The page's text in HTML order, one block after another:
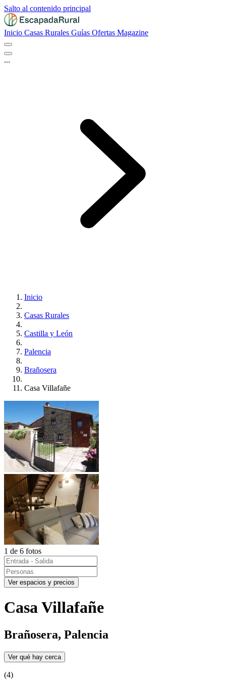
Salto al contenido principal
Inicio Casas Rurales Guías Ofertas Magazine
...
Inicio
Casas Rurales
Castilla y León
Palencia
Brañosera
Casa Villafañe
1 de 6 fotos
Ver espacios y precios
Casa Villafañe
Brañosera, Palencia
Ver qué hay cerca
(4)